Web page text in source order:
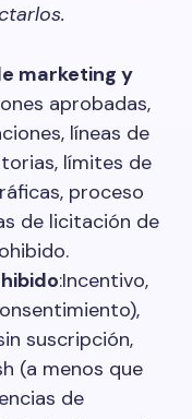
marketing y
aprobadas,
líneas de
límites de
proceso
de licitación de
:Incentivo,
suscripción,
(a menos que
de